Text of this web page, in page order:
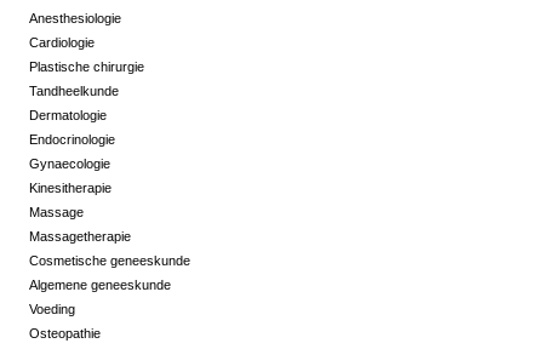
Anesthesiologie
Cardiologie
Plastische chirurgie
Tandheelkunde
Dermatologie
Endocrinologie
Gynaecologie
Kinesitherapie
Massage
Massagetherapie
Cosmetische geneeskunde
Algemene geneeskunde
Voeding
Osteopathie